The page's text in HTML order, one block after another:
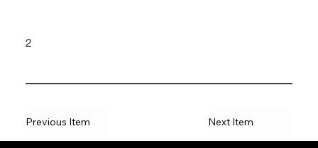
2
Next Item
Previous Item